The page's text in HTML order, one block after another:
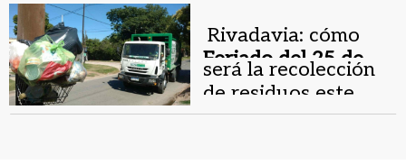
Feriado del 25 de
Mayo.
Rivadavia: cómo
será la recolección
de residuos este
lunes